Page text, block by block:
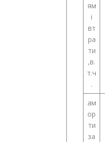
ям
і
вт
ра
ти
,в.
т.ч
.
ам
ор
ти
за